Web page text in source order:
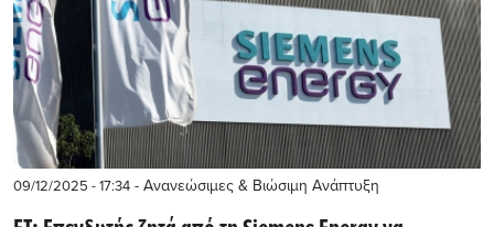
09/12/2025 - 17:34 - Ανανεώσιμες & Βιώσιμη Ανάπτυξη